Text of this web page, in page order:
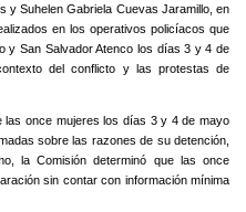
y Suhelen Gabriela Cuevas Jaramillo, en
en los operativos policíacos que
y San Salvador Atenco los días 3 y 4 de
del conflicto y las protestas de
las once mujeres los días 3 y 4 de mayo
sobre las razones de su detención,
la Comisión determinó que las once
sin contar con información mínima